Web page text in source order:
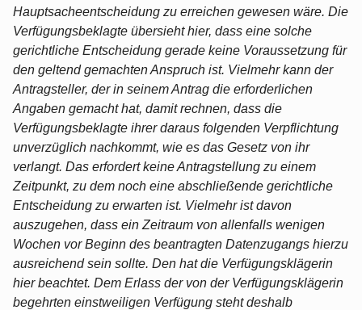
Hauptsacheentscheidung zu erreichen gewesen wäre. Die
Verfügungsbeklagte übersieht hier, dass eine solche
gerichtliche Entscheidung gerade keine Voraussetzung für
den geltend gemachten Anspruch ist. Vielmehr kann der
Antragsteller, der in seinem Antrag die erforderlichen
Angaben gemacht hat, damit rechnen, dass die
Verfügungsbeklagte ihrer daraus folgenden Verpflichtung
unverzüglich nachkommt, wie es das Gesetz von ihr
verlangt. Das erfordert keine Antragstellung zu einem
Zeitpunkt, zu dem noch eine abschließende gerichtliche
Entscheidung zu erwarten ist. Vielmehr ist davon
auszugehen, dass ein Zeitraum von allenfalls wenigen
Wochen vor Beginn des beantragten Datenzugangs hierzu
ausreichend sein sollte. Den hat die Verfügungsklägerin
hier beachtet. Dem Erlass der von der Verfügungsklägerin
begehrten einstweiligen Verfügung steht deshalb